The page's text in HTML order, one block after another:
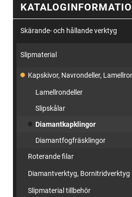
Skärande- och hållande verktyg
Slipmaterial
Kapskivor, Navrondeller,
Lamellrondeller
Slipskålar
Diamantkapklingor
Diamantfogfräsklingor
Roterande filar
Diamantverktyg, Bornitridverktyg
Slipmaterial tillbehör